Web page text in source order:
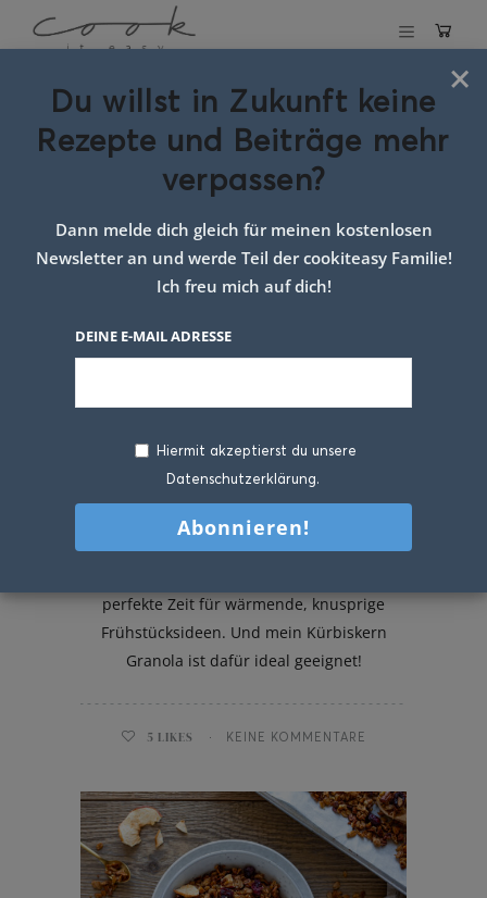
Schlagwort:Idee
für die Jausenbox
Kürbiskern Granola
perfekte Zeit für wärmende, knusprige
Frühstücksideen. Und mein Kürbiskern
Granola ist dafür ideal geeignet!
5 LIKES KEINE KOMMENTARE
×
Du willst in Zukunft keine
Rezepte und Beiträge mehr
verpassen?
Dann melde dich gleich für meinen kostenlosen
Newsletter an und werde Teil der cookiteasy Familie!
Ich freu mich auf dich!
DEINE E-MAIL ADRESSE
Hiermit akzeptierst du unsere
Datenschutzerklärung.